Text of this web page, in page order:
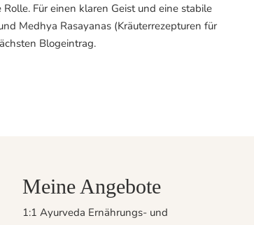
Für einen klaren Geist und eine stabile
Medhya Rasayanas (Kräuterrezepturen für
Blogeintrag.
Meine Angebote
1:1 Ayurveda Ernährungs- und